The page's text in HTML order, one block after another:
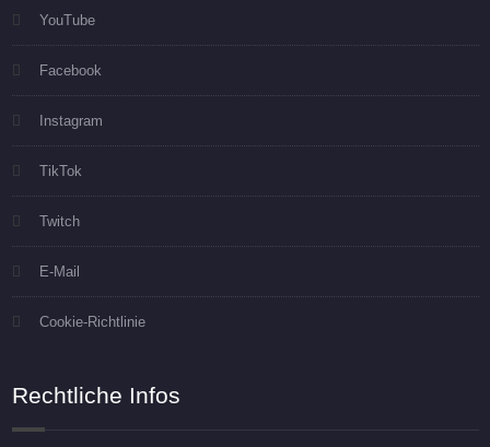
YouTube
Facebook
Instagram
TikTok
Twitch
E-Mail
Cookie-Richtlinie
Rechtliche Infos